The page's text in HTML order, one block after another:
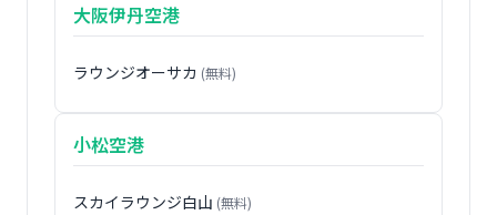
大阪伊丹空港
ラウンジオーサカ (無料)
小松空港
スカイラウンジ白山 (無料)